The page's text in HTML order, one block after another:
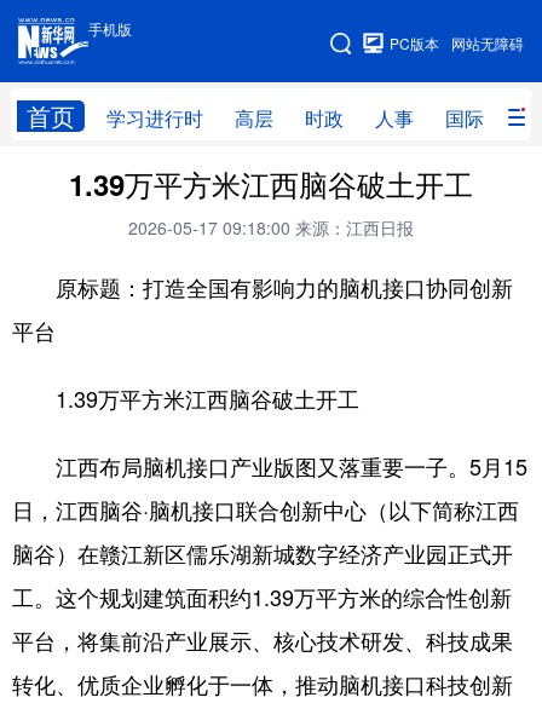
手机版
网站无障碍
PC版本
首页 学习进行时 高层 时政 人事 国际 财
手机版
网站地图
学习进行时 高层 时政 人事
财经 网评
台湾 思客智库 全球连线 教育
书画 健康
法律 中央文件 金融
信息化
学术中国 乡村振兴 银龄 溯源中国
城市 旅游 能源 会展
彩票 娱乐 时尚 悦读
1.39万平方米江西脑谷破土开工
2026-05-17 09:18:00 来源：江西日报
原标题：打造全国有影响力的脑机接口协同创新
平台
1.39万平方米江西脑谷破土开工
江西布局脑机接口产业版图又落重要一子。5月15
日，江西脑谷·脑机接口联合创新中心（以下简称江西
脑谷）在赣江新区儒乐湖新城数字经济产业园正式开
工。这个规划建筑面积约1.39万平方米的综合性创新
平台，将集前沿产业展示、核心技术研发、科技成果
转化、优质企业孵化于一体，推动脑机接口科技创新